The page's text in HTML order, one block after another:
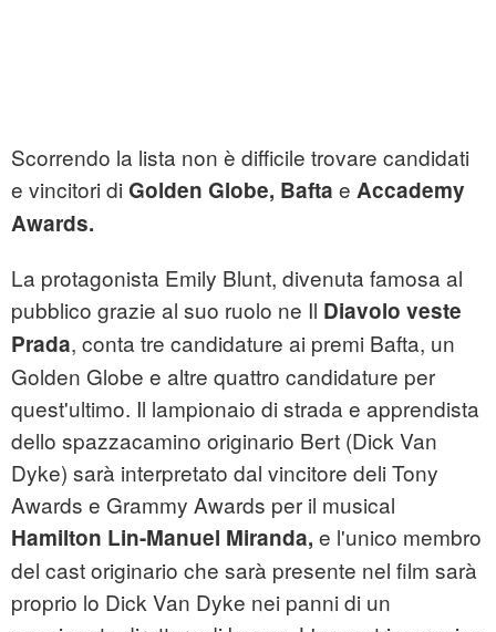
Scorrendo la lista non è difficile trovare candidati
e vincitori di Golden Globe, Bafta e Accademy
Awards.
La protagonista Emily Blunt, divenuta famosa al
pubblico grazie al suo ruolo ne Il Diavolo veste
Prada, conta tre candidature ai premi Bafta, un
Golden Globe e altre quattro candidature per
quest'ultimo. Il lampionaio di strada e apprendista
dello spazzacamino originario Bert (Dick Van
Dyke) sarà interpretato dal vincitore deli Tony
Awards e Grammy Awards per il musical
Hamilton Lin-Manuel Miranda, e l'unico membro
del cast originario che sarà presente nel film sarà
proprio lo Dick Van Dyke nei panni di un